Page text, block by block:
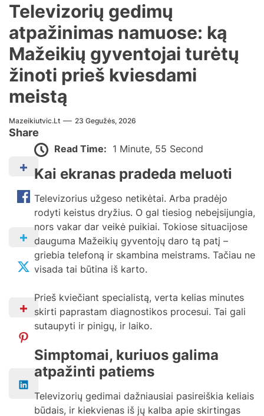
Televizorių gedimų
atpažinimas namuose: ką
Mažeikių gyventojai turėtų
žinoti prieš kviesdami
meistą
Mazeikiutvic.lt 23 Gegužės, 2026
Share
Read Time: 1 Minute, 55 Second
Kai ekranas pradeda meluoti
Televizorius užgeso netikėtai. Arba pradėjo
rodyti keistus dryžius. O gal tiesiog nebeįsijungia,
nors vakar dar veikė puikiai. Tokiose situacijose
dauguma Mažeikių gyventojų daro tą patį –
griebia telefoną ir skambina meistrams. Tačiau ne
visada tai būtina iš karto.
Prieš kviečiant specialistą, verta kelias minutes
skirti paprastam diagnostikos procesui. Tai gali
sutaupyti ir pinigų, ir laiko.
Simptomai, kuriuos galima
atpažinti patiems
Televizorių gedimai dažniausiai pasireiškia keliais
būdais, ir kiekvienas iš jų kalba apie skirtingas